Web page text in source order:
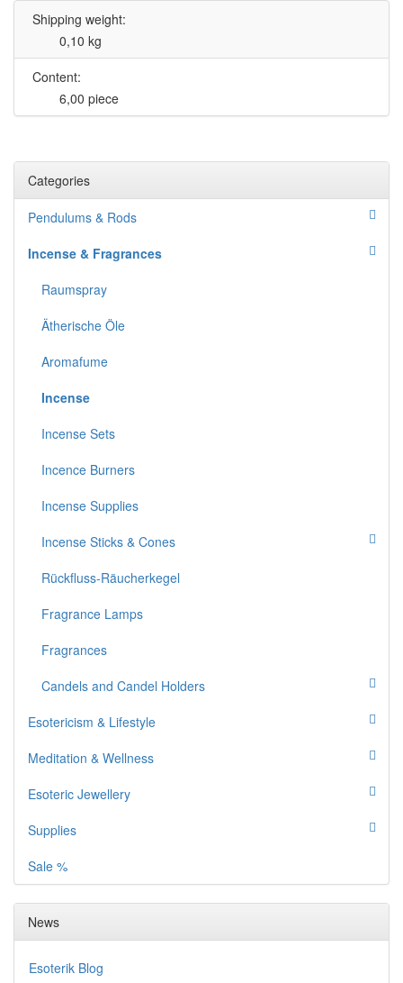
Shipping weight:
0,10 kg
Content:
6,00 piece
Categories
Pendulums & Rods
Incense & Fragrances
Raumspray
Ätherische Öle
Aromafume
Incense
Incense Sets
Incence Burners
Incense Supplies
Incense Sticks & Cones
Rückfluss-Räucherkegel
Fragrance Lamps
Fragrances
Candels and Candel Holders
Esotericism & Lifestyle
Meditation & Wellness
Esoteric Jewellery
Supplies
Sale %
News
Esoterik Blog